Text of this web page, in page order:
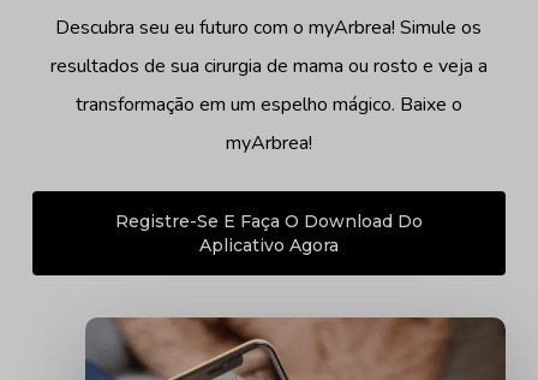
Descubra seu eu futuro com o myArbrea! Simule os
resultados de sua cirurgia de mama ou rosto e veja a
transformação em um espelho mágico. Baixe o
myArbrea!
Registre-Se E Faça O Download Do
Aplicativo Agora